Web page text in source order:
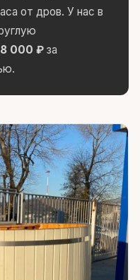
от дров. У нас в
000 ₽ за